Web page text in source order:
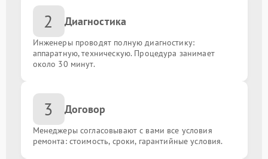
Замена чипов
Ремонт цепи питания от 1800.00 ₽
Настройка BIOS от 1350.00 ₽
Замена конденсаторов
Установка кулера от 1500.00 ₽
2 Диагностика
Инженеры проводят полную диагностику:
аппаратную, техническую. Процедура занимает
около 30 минут.
3 Договор
Менеджеры согласовывают с вами все условия
ремонта: стоимость, сроки, гарантийные условия.